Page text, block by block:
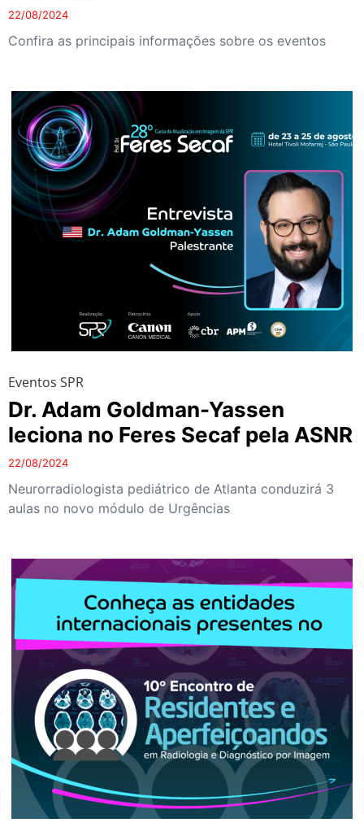
22/08/2024
Confira as principais informações sobre os eventos
Eventos SPR
Dr. Adam Goldman-Yassen
leciona no Feres Secaf pela ASNR
22/08/2024
Neurorradiologista pediátrico de Atlanta conduzirá 3
aulas no novo módulo de Urgências